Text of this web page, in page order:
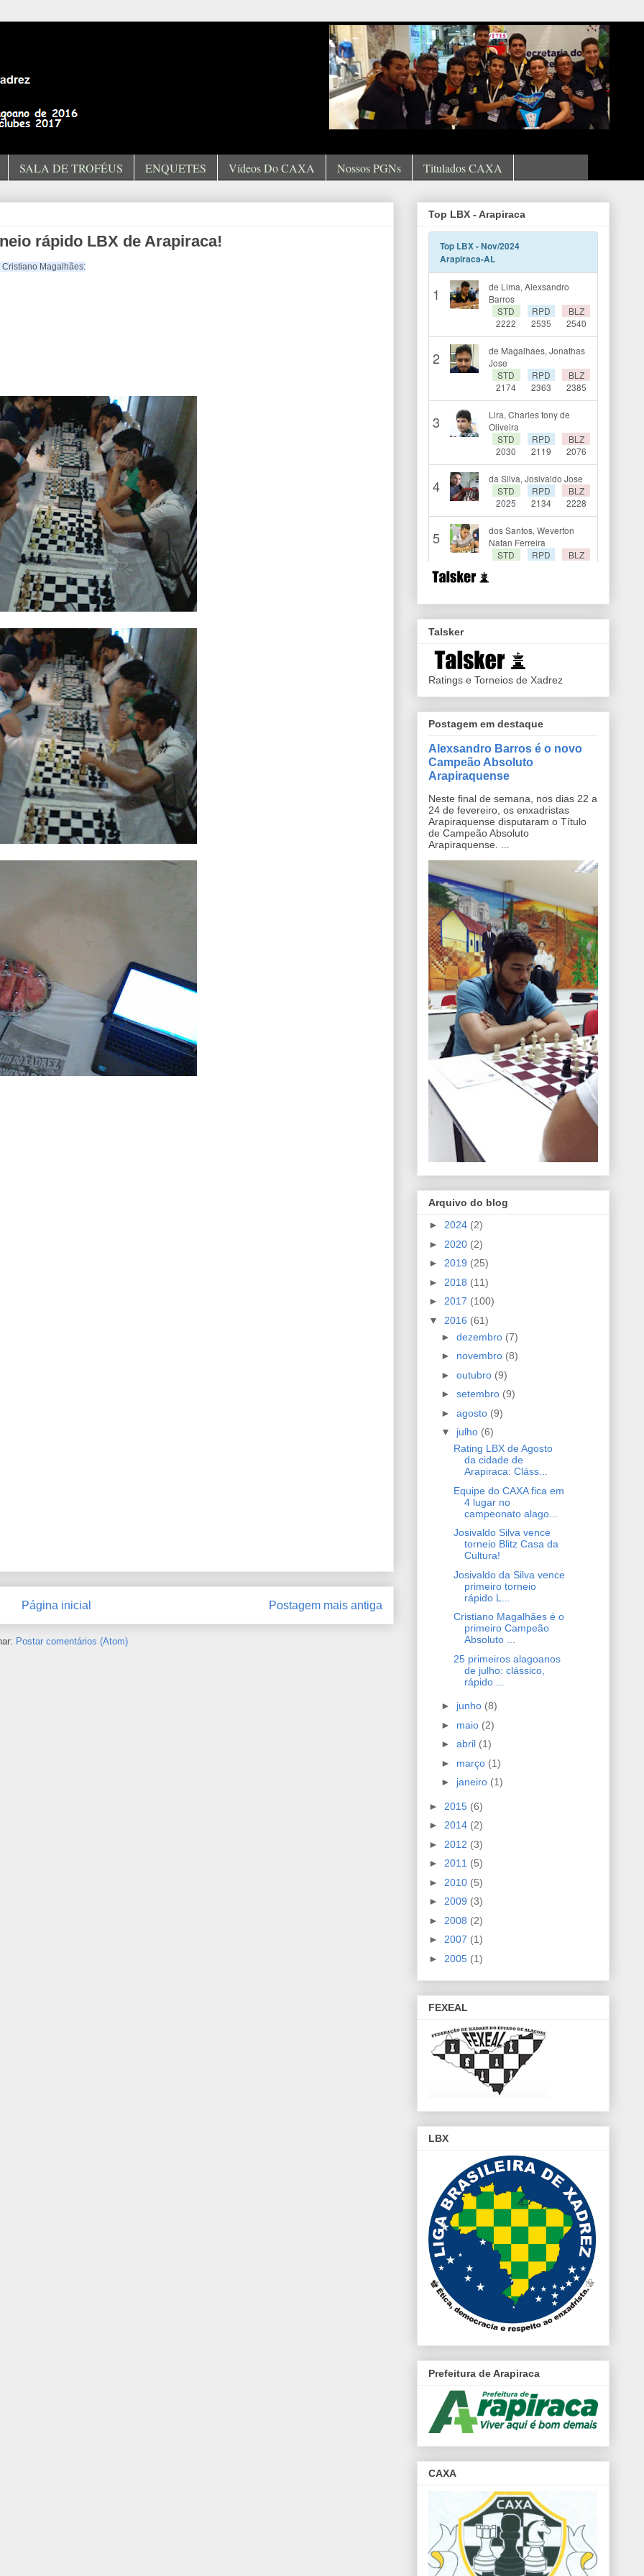
SALA DE TROFÉUS ENQUETES Vídeos Do CAXA Nossos PGNs Titulados CAXA
rápido LBX de Arapiraca!
Magalhães:
Postagem mais antiga
Página inicial
Postar comentários (Atom)
Top LBX - Arapiraca
Talsker
Ratings e Torneios de Xadrez
Postagem em destaque
Alexsandro Barros é o novo
Campeão Absoluto
Arapiraquense
Neste final de semana, nos dias 22 a
24 de fevereiro, os enxadristas
Arapiraquense disputaram o Título
de Campeão Absoluto
Arapiraquense. ...
Arquivo do blog
► 2024 (2)
► 2020 (2)
► 2019 (25)
► 2018 (11)
► 2017 (100)
▼ 2016 (61)
► dezembro (7)
► novembro (8)
► outubro (9)
► setembro (9)
► agosto (9)
▼ julho (6)
Rating LBX de Agosto
da cidade de
Arapiraca: Cláss...
Equipe do CAXA fica em
4 lugar no
campeonato alago...
Josivaldo Silva vence
torneio Blitz Casa da
Cultura!
Josivaldo da Silva vence
primeiro torneio
rápido L...
Cristiano Magalhães é o
primeiro Campeão
Absoluto ...
25 primeiros alagoanos
de julho: clássico,
rápido ...
► junho (8)
► maio (2)
► abril (1)
► março (1)
► janeiro (1)
► 2015 (6)
► 2014 (2)
► 2012 (3)
► 2011 (5)
► 2010 (5)
► 2009 (3)
► 2008 (2)
► 2007 (1)
► 2005 (1)
FEXEAL
LBX
Prefeitura de Arapiraca
CAXA